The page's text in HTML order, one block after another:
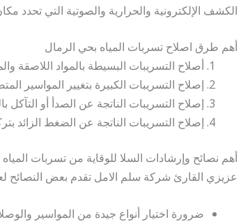
الكشف الإلكترونية والحرارية والصوتية التي
أهم طرق اصلاح تسربات المياه بحي الرمال
أصلاح التسريبات البسيطة بالمواد اللاصقة
إصلاح التسريبات الكبيرة بتغيير المواسير
إصلاح التسريبات الناتجة عن الصدأ أو التآكل
إصلاح التسريبات الناتجة عن الضغط الزائد
أهم نصائح وإرشادات السلا للوقاية من تسربات
عزيزي القارئ شركة سلم الامل تقدم بعض النصائح
ضرورة اختيار أنواع جيدة من المواسير